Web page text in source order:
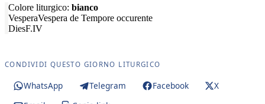
Colore liturgico: bianco
VesperaVespera de Tempore occurente
DiesF.IV
CONDIVIDI QUESTO GIORNO LITURGICO
WhatsApp Telegram Facebook
X